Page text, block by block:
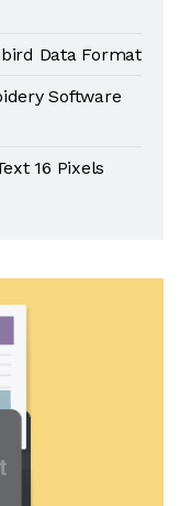
Data Format
Software
16 Pixels